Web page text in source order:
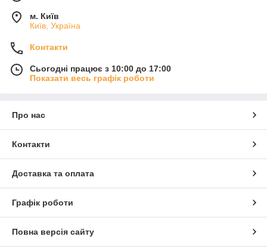
м. Київ
Київ, Україна
Контакти
Сьогодні працює з 10:00 до 17:00
Показати весь графік роботи
Про нас
Контакти
Доставка та оплата
Графік роботи
Повна версія сайту